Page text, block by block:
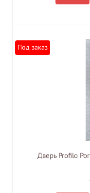
Под заказ
Дверь Profilo